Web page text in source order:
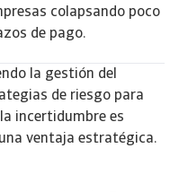
colapsando poco
de pago.
la gestión del
de riesgo para
incertidumbre es
ventaja estratégica.